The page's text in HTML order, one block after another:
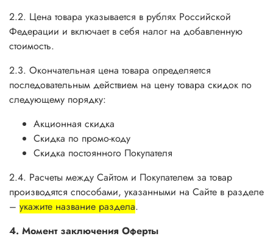
2.2. Цена товара указывается в рублях Российской
Федерации и включает в себя налог на добавленную
стоимость.
2.3. Окончательная цена товара определяется
последовательным действием на цену товара скидок по
следующему порядку:
Акционная скидка
Скидка по промо-коду
Скидка постоянного Покупателя
2.4. Расчеты между Сайтом и Покупателем за товар
производятся способами, указанными на Сайте в разделе
– укажите название раздела.
4. Момент заключения Оферты